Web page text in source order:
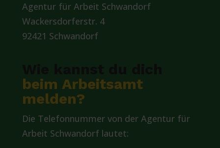
Agentur für Arbeit Schwandorf
Wackersdorferstr. 4
92421 Schwandorf
beim Arbeitsamt
melden?
Die Telefonnummer von der Agentur für
Arbeit Schwandorf lautet: